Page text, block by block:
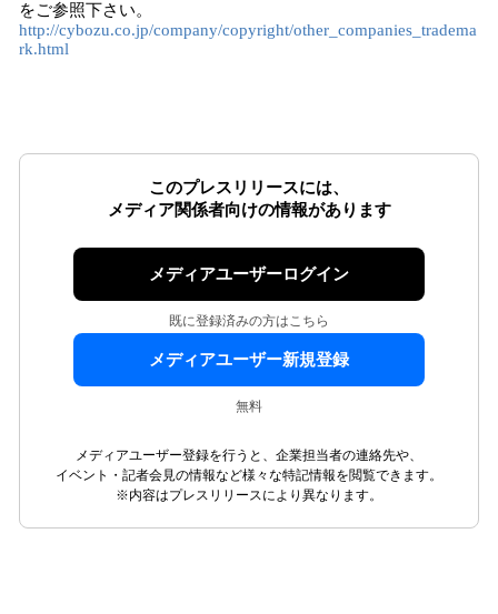
をご参照下さい。
http://cybozu.co.jp/company/copyright/other_companies_tradema
rk.html
このプレスリリースには、
メディア関係者向けの情報があります
メディアユーザーログイン
既に登録済みの方はこちら
メディアユーザー新規登録
無料
メディアユーザー登録を行うと、企業担当者の連絡先や、
イベント・記者会見の情報など様々な特記情報を閲覧できます。
※内容はプレスリリースにより異なります。